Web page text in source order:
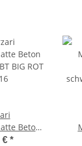
Beton
BIG ROT
€ *